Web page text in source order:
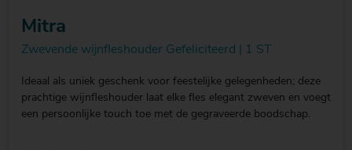
Mitra
Zwevende wijnfleshouder Gefeliciteerd | 1 ST
Ideaal als uniek geschenk voor feestelijke gelegenheden; deze
prachtige wijnfleshouder laat elke fles elegant zweven en voegt
een persoonlijke touch toe met de gegraveerde boodschap.